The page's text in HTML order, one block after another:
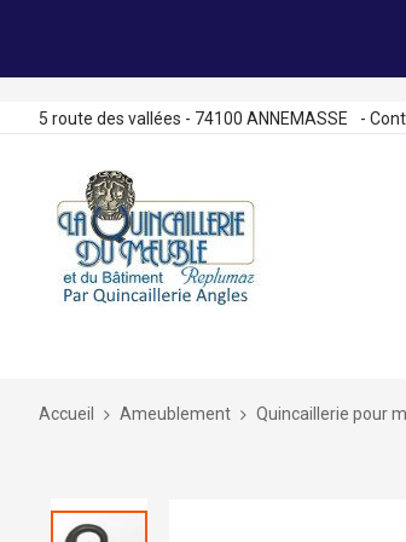
5 route des vallées - 74100 ANNEMASSE -
Accueil Ameublement Quincaillerie pour
Skip